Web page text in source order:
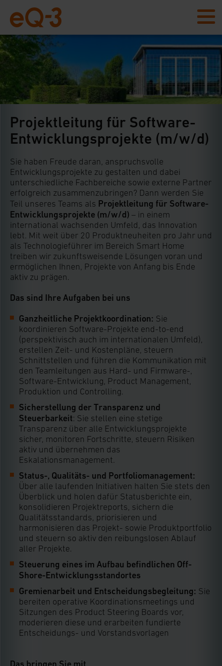
Projektleitung für Software-
Entwicklungsprojekte (m/w/d)
Sie haben Freude daran, anspruchsvolle
Entwicklungsprojekte zu gestalten und dabei
unterschiedliche Fachbereiche sowie externe Partner
erfolgreich zusammenzubringen? Dann werden Sie
Teil unseres Teams als Projektleitung für Software-
Entwicklungsprojekte (m/w/d) – in einem
international wachsenden Umfeld, das Innovation
lebt. Mit weit über 20 Produktneuheiten pro Jahr und
als Technologieführer im Bereich Smart Home
treiben wir zukunftsweisende Lösungen voran und
ermöglichen Ihnen, Projekte von Anfang bis Ende
aktiv zu prägen.
Das sind Ihre Aufgaben bei uns
Ganzheitliche Projektkoordination: Sie
koordinieren Software-Projekte end-to-end
(perspektivisch auch im internationalen Umfeld),
erstellen Zeit- und Kostenpläne, steuern
Schnittstellen und führen die Kommunikation mit
den Teamleitungen aus Hard- und Firmware-,
Software-Entwicklung, Product Management,
Produktion und Controlling.
Sicherstellung der Transparenz und
Steuerbarkeit: Sie stellen eine stetige
Transparenz über alle Entwicklungsprojekte
sicher, monitoren Fortschritte, steuern Risiken
aktiv und übernehmen das
Eskalationsmanagement.
Status-, Qualitäts- und Portfoliomanagement:
Über alle laufenden Initiativen halten Sie stets den
Überblick und holen dafür Statusberichte ein,
konsolidieren Projektreports, sichern die
Qualitätsstandards, priorisieren und
harmonisieren das Projekt- sowie Produktportfolio
und steuern so aktiv den reibungslosen Ablauf
aller Projekte.
Steuerung eines im Aufbau befindlichen Off-
Shore-Entwicklungsstandortes
Gremienarbeit und Entscheidungsbegleitung: Sie
bereiten operative Koordinationsmeetings und
Sitzungen des Product Steering Boards vor,
moderieren diese und erarbeiten fundierte
Entscheidungs- und Vorstandsvorlagen
Das bringen Sie mit